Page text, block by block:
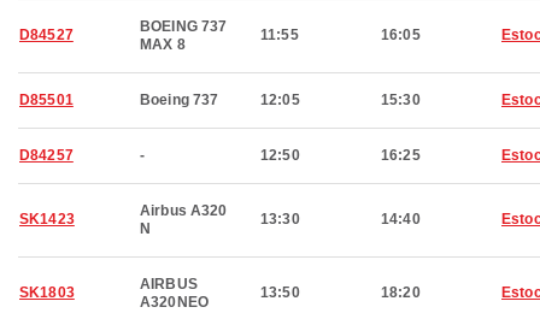
D84527
BOEING 737
MAX 8
11:55 16:05
D85501 Boeing 737 12:05 15:30
D84257 - 12:50 16:25
SK1423
Airbus A320
N
13:30 14:40
SK1803
AIRBUS
A320NEO
13:50 18:20